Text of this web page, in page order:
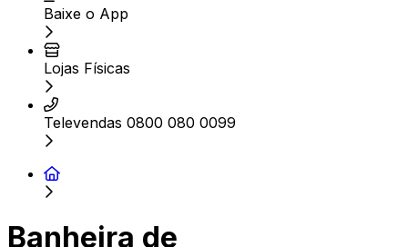
Baixe o App
Lojas Físicas
Televendas 0800 080 0099
Banheira de